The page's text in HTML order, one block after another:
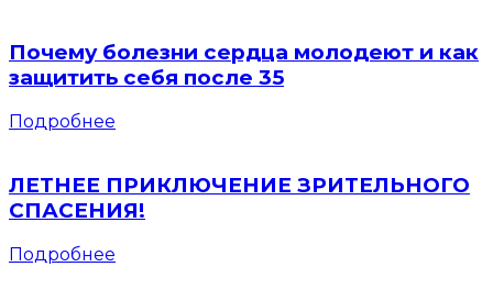
Почему болезни сердца молодеют и как
защитить себя после 35
Подробнее
ЛЕТНЕЕ ПРИКЛЮЧЕНИЕ ЗРИТЕЛЬНОГО
СПАСЕНИЯ!
Подробнее